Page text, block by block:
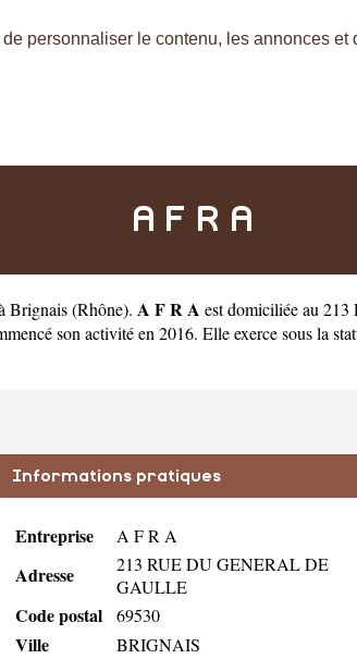
personnaliser le contenu, les annonces et
A F R A
Brignais(Rhône). A F R A est domiciliée au
son activité en 2016. Elle exerce sous la
Informations pratiques
Entreprise A F R A
Adresse
213 RUE DU GENERAL DE
GAULLE
Code postal 69530
Ville BRIGNAIS